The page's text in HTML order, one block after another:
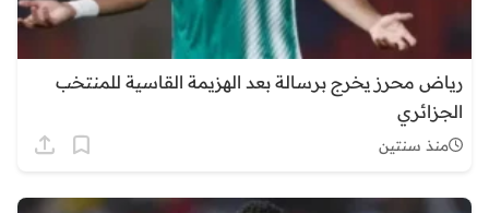
رياض محرز يخرج برسالة بعد الهزيمة القاسية للمنتخب
الجزائري
منذ سنتين